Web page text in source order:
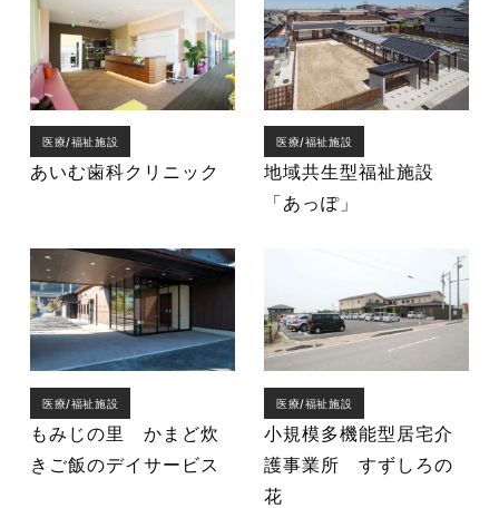
医療/福祉施設
あいむ歯科クリニック
医療/福祉施設
地域共生型福祉施設
「あっぽ」
医療/福祉施設
もみじの里 かまど炊
きご飯のデイサービス
医療/福祉施設
小規模多機能型居宅介
護事業所 すずしろの
花